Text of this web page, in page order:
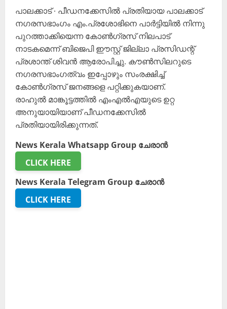
പാലക്കാട് ∙ പീഡനക്കേസിൽ പ്രതിയായ പാലക്കാട്
നഗരസഭാംഗം എം.പ്രശോഭിനെ പാർട്ടിയിൽ നിന്നു
പുറത്താക്കിയെന്ന കോൺഗ്രസ് നിലപാട്
നാടകമെന്ന് ബിജെപി ഈസ്റ്റ് ജില്ലാ പ്രസിഡന്റ്
പ്രശാന്ത് ശിവൻ ആരോപിച്ചു. കൗൺസിലറുടെ
നഗരസഭാംഗത്വം ഇപ്പോഴും സംരക്ഷിച്ച്
കോൺഗ്രസ് ജനങ്ങളെ പറ്റിക്കുകയാണ്.
രാഹുൽ മാങ്കൂട്ടത്തിൽ എംഎൽഎയുടെ ഉറ്റ
അനുയായിയാണ് പീഡനക്കേസിൽ
പ്രതിയായിരിക്കുന്നത്.
News Kerala Whatsapp Group ചേരാൻ
CLICK HERE
News Kerala Telegram Group ചേരാൻ
CLICK HERE